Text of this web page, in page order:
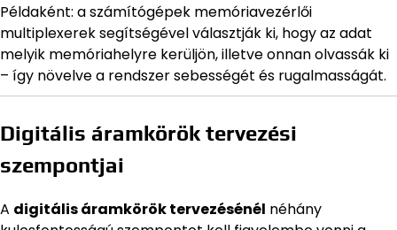
Példaként: a számítógépek memóriavezérlői
multiplexerek segítségével választják ki, hogy az adat
melyik memóriahelyre kerüljön, illetve onnan olvassák ki
– így növelve a rendszer sebességét és rugalmasságát.
Digitális áramkörök tervezési
szempontjai
A digitális áramkörök tervezésénél néhány